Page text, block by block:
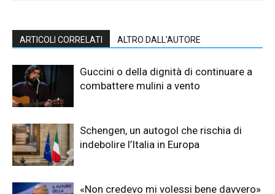
ARTICOLI CORRELATI ALTRO DALL'AUTORE
Guccini o della dignità di continuare a
combattere mulini a vento
Schengen, un autogol che rischia di
indebolire l’Italia in Europa
«Non credevo mi volessi bene davvero»